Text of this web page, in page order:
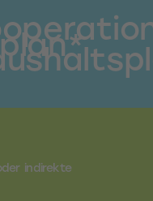
indirekte